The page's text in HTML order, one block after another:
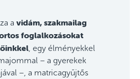
a vidám, szakmailag
foglalkozásokat
, egy élményekkel
– a gyerekek
–, a matricagyűjtős